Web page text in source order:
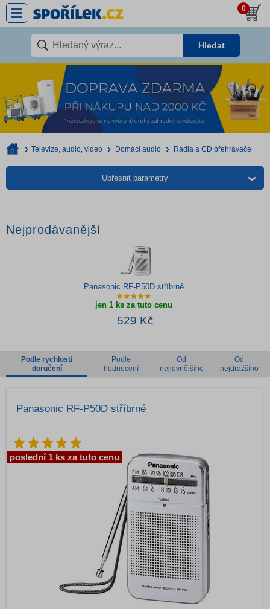
0
Hledat
Televize, audio, video Domácí audio Rádia a CD přehrávače
Upřesnit parametry
Nejprodávanější
Panasonic RF-P50D stříbrné
jen 1 ks za tuto cenu
529 Kč
Podle rychlosti
doručení
Podle
hodnocení
Od
nejlevnějšího
Od
nejdražšího
Panasonic RF-P50D stříbrné
poslední 1 ks za tuto cenu